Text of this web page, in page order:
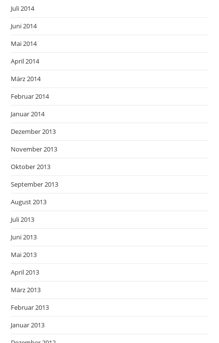
Juli 2014
Juni 2014
Mai 2014
April 2014
März 2014
Februar 2014
Januar 2014
Dezember 2013
November 2013
Oktober 2013
September 2013
August 2013
Juli 2013
Juni 2013
Mai 2013
April 2013
März 2013
Februar 2013
Januar 2013